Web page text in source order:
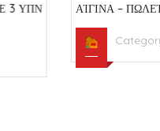
ΑΊΓΙΝΑ – ΠΩΛΕΊΤΑΙ
Category : Ακίνητα